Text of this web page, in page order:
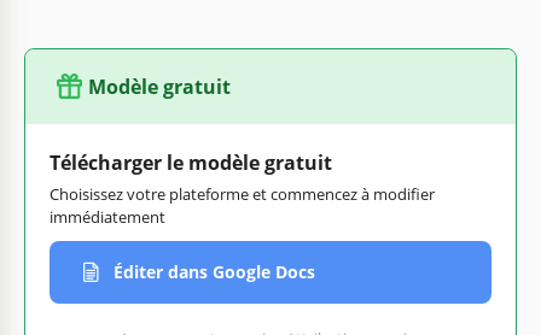
Modèle gratuit
Télécharger le modèle gratuit
Choisissez votre plateforme et commencez à modifier
immédiatement
Éditer dans Google Docs